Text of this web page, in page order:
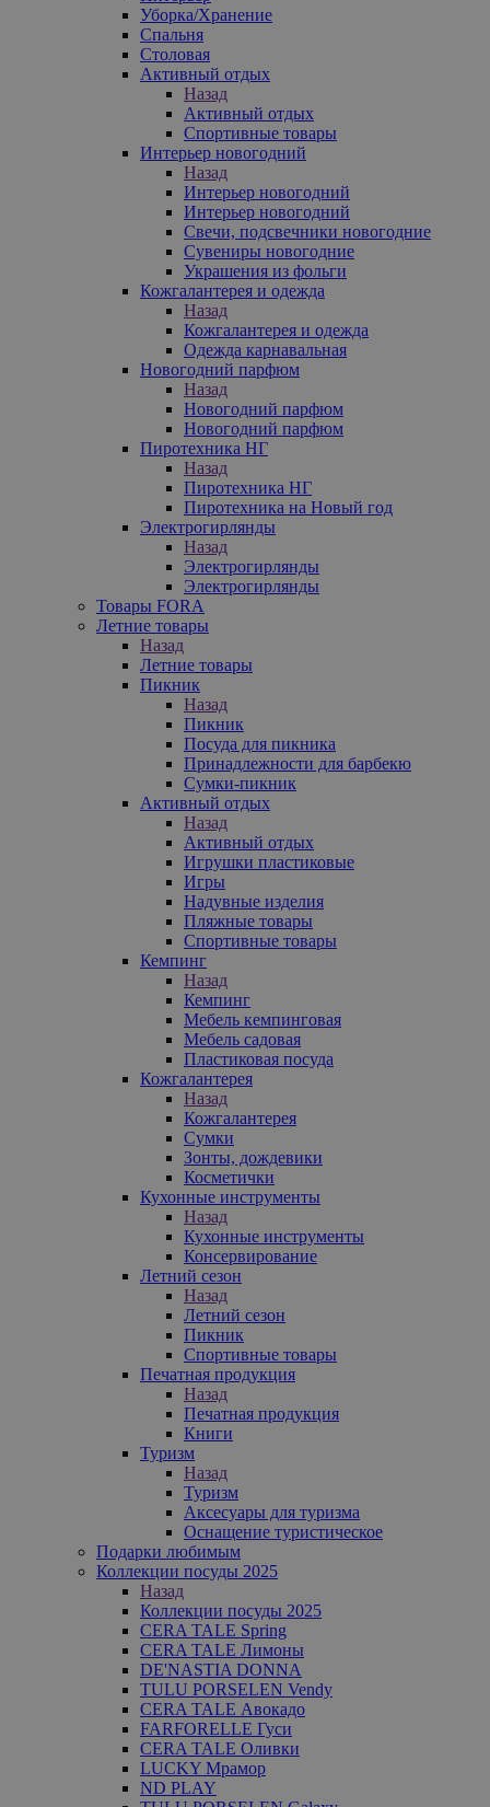
Уборка/Хранение
Спальня
Столовая
Активный отдых
Назад
Активный отдых
Спортивные товары
Интерьер новогодний
Назад
Интерьер новогодний
Интерьер новогодний
Свечи, подсвечники новогодние
Сувениры новогодние
Украшения из фольги
Кожгалантерея и одежда
Назад
Кожгалантерея и одежда
Одежда карнавальная
Новогодний парфюм
Назад
Новогодний парфюм
Новогодний парфюм
Пиротехника НГ
Назад
Пиротехника НГ
Пиротехника на Новый год
Электрогирлянды
Назад
Электрогирлянды
Электрогирлянды
Товары FORA
Летние товары
Назад
Летние товары
Пикник
Назад
Пикник
Посуда для пикника
Принадлежности для барбекю
Сумки-пикник
Активный отдых
Назад
Активный отдых
Игрушки пластиковые
Игры
Надувные изделия
Пляжные товары
Спортивные товары
Кемпинг
Назад
Кемпинг
Мебель кемпинговая
Мебель садовая
Пластиковая посуда
Кожгалантерея
Назад
Кожгалантерея
Сумки
Зонты, дождевики
Косметички
Кухонные инструменты
Назад
Кухонные инструменты
Консервирование
Летний сезон
Назад
Летний сезон
Пикник
Спортивные товары
Печатная продукция
Назад
Печатная продукция
Книги
Туризм
Назад
Туризм
Аксесуары для туризма
Оснащение туристическое
Подарки любимым
Коллекции посуды 2025
Назад
Коллекции посуды 2025
CERA TALE Spring
CERA TALE Лимоны
DE'NASTIA DONNA
TULU PORSELEN Vendy
CERA TALE Авокадо
FARFORELLE Гуси
CERA TALE Оливки
LUCKY Мрамор
ND PLAY